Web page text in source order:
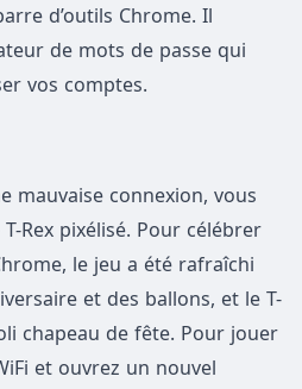
d’outils Chrome. Il
de mots de passe qui
vos comptes.
mauvaise connexion, vous
Rex pixélisé. Pour célébrer
le jeu a été rafraîchi
et des ballons, et le T-
chapeau de fête. Pour jouer
et ouvrez un nouvel